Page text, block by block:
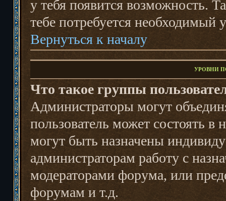
у тебя появится возможность.
тебе потребуется необходимый
Вернуться к началу
УРОВНИ
Что такое группы
Администраторы могут
пользователь может состоять
могут быть назначены
администраторам работу с
модераторами форума, или
форумам и т.д.